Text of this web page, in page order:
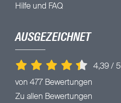
Hilfe und FAQ
AUSGEZEICHNET
4,39/ 5
von 477 Bewertungen
Zu allen Bewertungen